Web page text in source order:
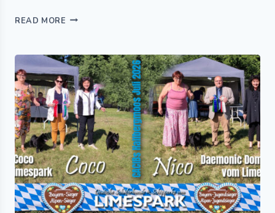
READ MORE